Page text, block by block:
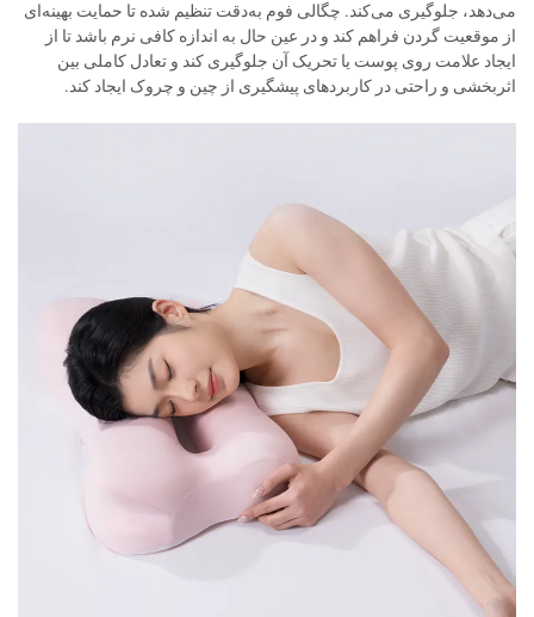
می‌دهد، جلوگیری می‌کند. چگالی فوم به‌دقت تنظیم شده تا حمایت بهینه‌ای
از موقعیت گردن فراهم کند و در عین حال به اندازه کافی نرم باشد تا از
ایجاد علامت روی پوست یا تحریک آن جلوگیری کند و تعادل کاملی بین
اثربخشی و راحتی در کاربردهای پیشگیری از چین و چروک ایجاد کند.